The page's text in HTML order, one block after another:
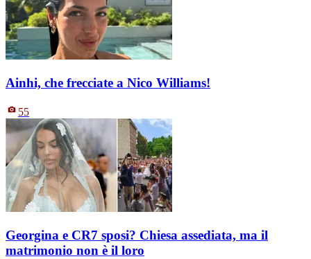
Ainhi, che frecciate a Nico Williams!
55
Georgina e CR7 sposi? Chiesa assediata, ma il
matrimonio non è il loro